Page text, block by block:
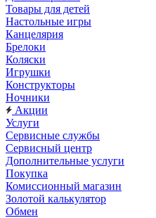
Товары для детей
Настольные игры
Канцелярия
Брелоки
Коляски
Игрушки
Конструкторы
Ночники
Акции
Услуги
Сервисные службы
Сервисный центр
Дополнительные услуги
Покупка
Комиссионный магазин
Золотой калькулятор
Обмен